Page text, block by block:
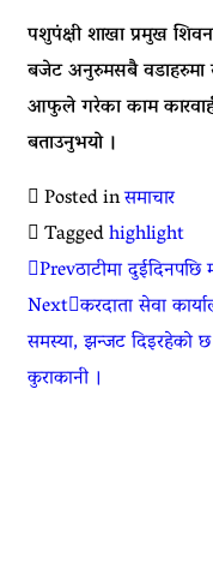
पशुपंक्षी शाखा प्रमुख
बजेट अनुरुमसबै वडाहरुमा
आफुले गरेका काम
बताउनुभयो ।
Posted inसमाचार
Taggedhighlight
Prevठाटीमा दुईदिनपछि
Next करदाता सेवा
समस्या, झन्जट दिइरहेको छ
कुराकानी ।